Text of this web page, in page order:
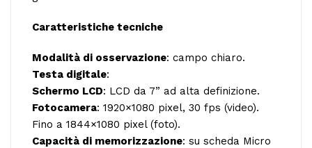
Caratteristiche tecniche
Modalità di osservazione: campo chiaro.
Testa digitale:
Schermo LCD: LCD da 7” ad alta definizione.
Fotocamera: 1920×1080 pixel, 30 fps (video).
Fino a 1844×1080 pixel (foto).
Capacità di memorizzazione: su scheda Micro